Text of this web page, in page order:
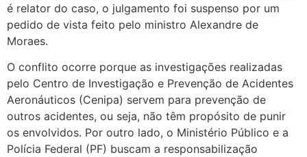
é relator do caso, o julgamento foi suspenso por um
pedido de vista feito pelo ministro Alexandre de
Moraes.
O conflito ocorre porque as investigações realizadas
pelo Centro de Investigação e Prevenção de Acidentes
Aeronáuticos (Cenipa) servem para prevenção de
outros acidentes, ou seja, não têm propósito de punir
os envolvidos. Por outro lado, o Ministério Público e a
Polícia Federal (PF) buscam a responsabilização